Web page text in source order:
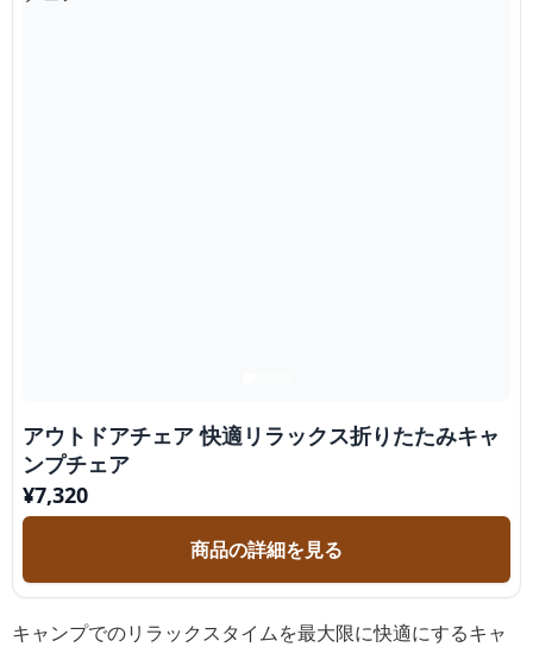
アウトドアチェア 快適リラックス折りたたみキャ
ンプチェア
¥7,320
商品の詳細を見る
キャンプでのリラックスタイムを最大限に快適にするキャ